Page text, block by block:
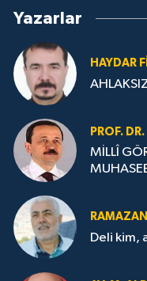
Yazarlar
HAYDAR
PROF.
MİLLÎ
Deli kim,